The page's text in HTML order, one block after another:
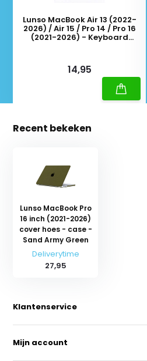
Lunso MacBook Air 13 (2022-
2026) / Air 15 / Pro 14 / Pro 16
(2021-2026) - Keyboard
14,95
Recent bekeken
Lunso MacBook Pro
16 inch (2021-2026)
cover hoes - case -
Sand Army Green
Deliverytime
27,95
Klantenservice
Mijn account